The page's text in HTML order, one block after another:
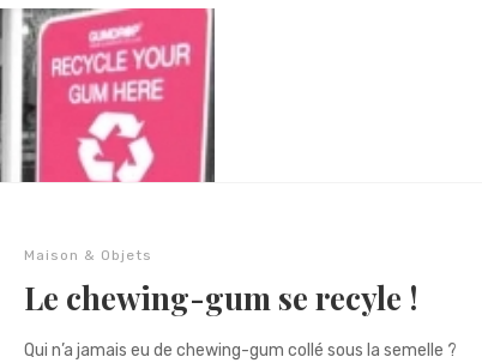
Maison & Objets
Le chewing-gum se recyle !
Qui n’a jamais eu de chewing-gum collé sous la semelle ?